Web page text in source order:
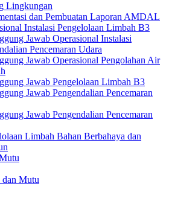
Lingkungan
dan Pembuatan Laporan AMDAL
Instalasi Pengelolaan Limbah B3
Jawab Operasional Instalasi
Pencemaran Udara
Jawab Operasional Pengolahan Air
Jawab Pengelolaan Limbah B3
Jawab Pengendalian Pencemaran
Jawab Pengendalian Pencemaran
Limbah Bahan Berbahaya dan
Mutu